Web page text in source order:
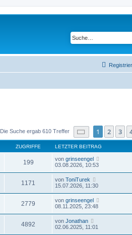
Die Suche ergab 610 Treffer Seite von25
1 2 3
ZUGRIFFE LETZTER BEITRAG
199 von grinseengel
03.08.2026, 10:53
1171 von ToniTurek
15.07.2026, 11:30
2779 von grinseengel
08.11.2025, 23:48
4892 von Jonathan
02.06.2025, 11:01